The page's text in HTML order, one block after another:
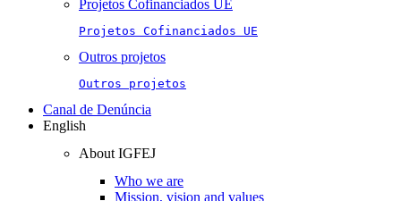
Projetos Cofinanciados UE
Projetos Cofinanciados UE
Outros projetos
Outros projetos
Canal de Denúncia
English
About IGFEJ
Who we are
Mission, vision and values